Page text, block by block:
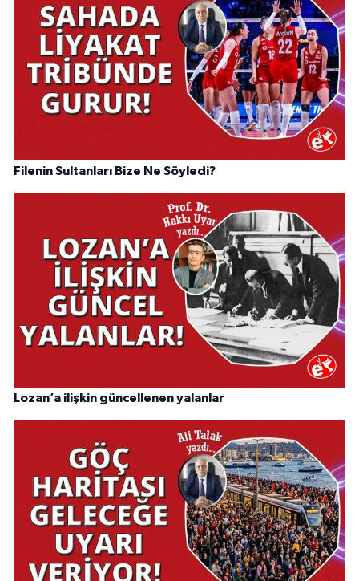
Filenin Sultanları Bize Ne Söyledi?
Lozan’a ilişkin güncellenen yalanlar